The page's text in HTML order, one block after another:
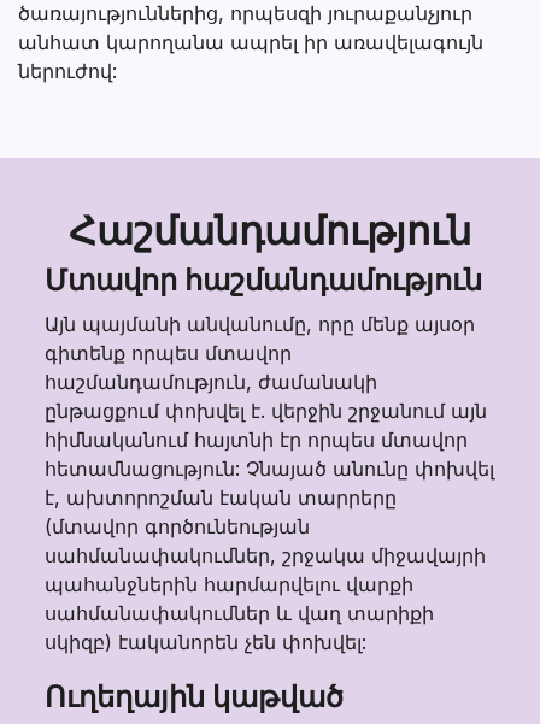
ծառայություններից, որպեսզի յուրաքանչյուր
անհատ կարողանա ապրել իր առավելագույն
ներուժով:
Հաշմանդամություն
Մտավոր հաշմանդամություն
Այն պայմանի անվանումը, որը մենք այսօր
գիտենք որպես մտավոր
հաշմանդամություն, ժամանակի
ընթացքում փոխվել է. վերջին շրջանում այն
հիմնականում հայտնի էր որպես մտավոր
հետամնացություն: Չնայած անունը փոխվել
է, ախտորոշման էական տարրերը
(մտավոր գործունեության
սահմանափակումներ, շրջակա միջավայրի
պահանջներին հարմարվելու վարքի
սահմանափակումներ և վաղ տարիքի
սկիզբ) էականորեն չեն փոխվել:
Ուղեղային կաթված